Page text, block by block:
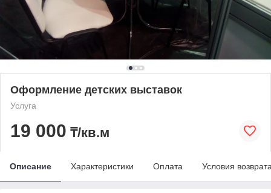
Оформление детских выставок
Услуга
19 000 ₸/кв.м
Описание Характеристики Оплата Условия